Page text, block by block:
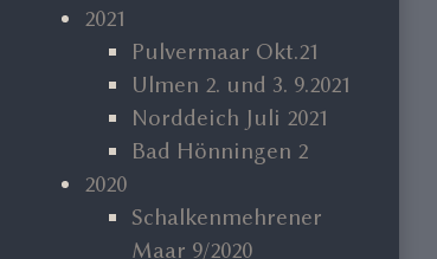
2021
Pulvermaar Okt.21
Ulmen 2. und 3. 9.2021
Norddeich Juli 2021
Bad Hönningen 2
2020
Schalkenmehrener
Maar 9/2020